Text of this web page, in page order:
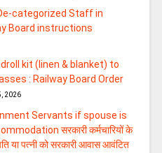
categorized Staff in
Board instructions
kit (linen & blanket) to
: Railway Board Order
2026
Servants if spouse is
सरकारी कर्मचारियों के
या पत्‍नी को सरकारी आवास आवंटित